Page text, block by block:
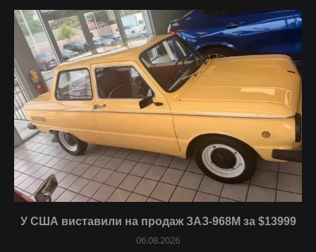
У США виставили на продаж ЗАЗ-968М за $13999
06.08.2026